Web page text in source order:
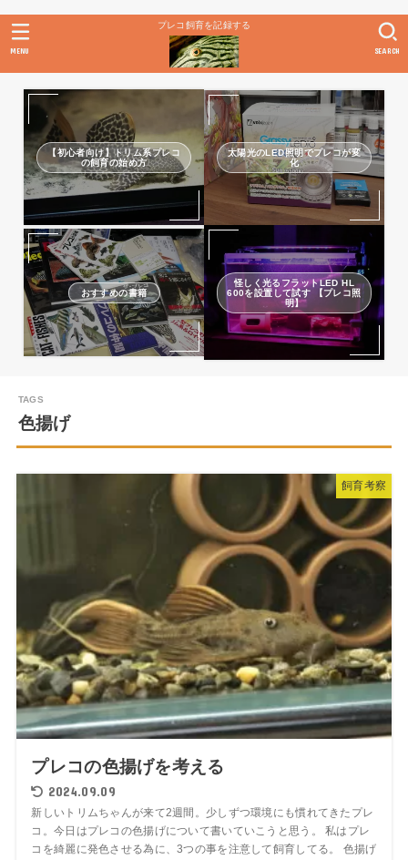
プレコ飼育を記録する
SEARCH
MENU
【初心者向け】トリム系プレコ
の飼育の始め方
太陽光のLED照明でプレコが変
化
おすすめの書籍
怪しく光るフラットLED HL
600を設置して試す 【プレコ照
明】
色揚げ
飼育考察
プレコの色揚げを考える
2024.09.09
新しいトリムちゃんが来て2週間。少しずつ環境にも慣れてきたプレ
コ。今日はプレコの色揚げについて書いていこうと思う。 私はプレ
コを綺麗に発色させる為に、3つの事を注意して飼育してる。 色揚げ